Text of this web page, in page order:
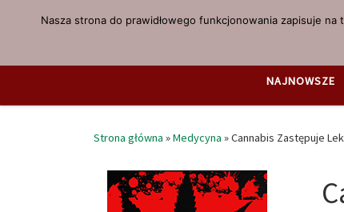
Przejdź do treści
NAJNOWSZE
Strona główna »Medycyna »Cannabis Zastępuje
Nasza strona do prawidłowego funkcjonowania zapisuje